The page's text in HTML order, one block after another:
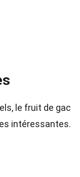
le fruit de gac
intéressantes.